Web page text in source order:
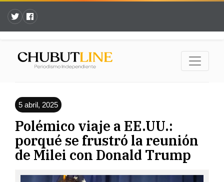
5 abril, 2025
Polémico viaje a EE.UU.:
porqué se frustró la reunión
de Milei con Donald Trump